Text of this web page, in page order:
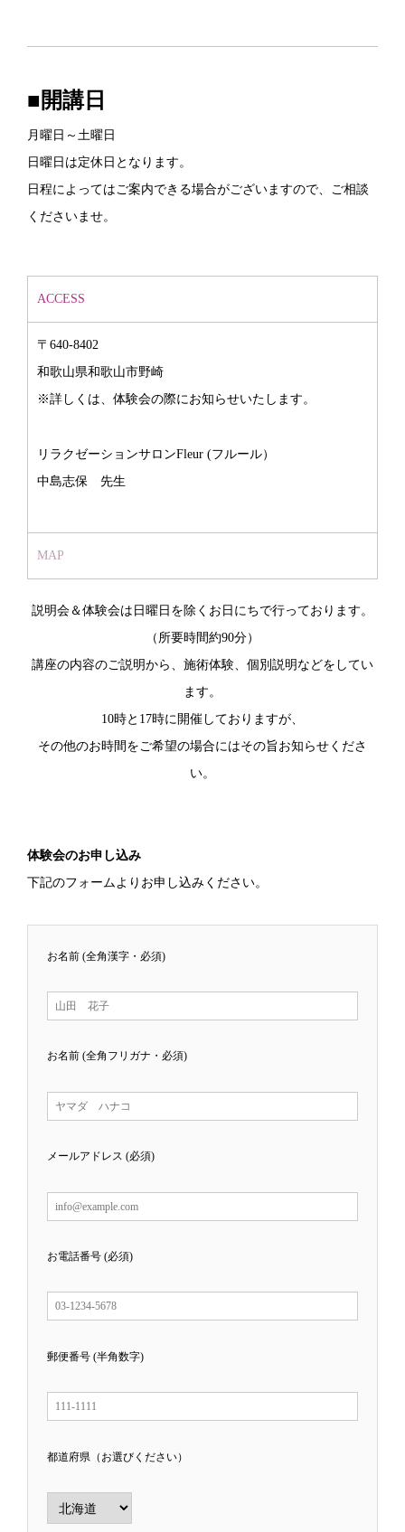
■開講日
月曜日～土曜日
日曜日は定休日となります。
日程によってはご案内できる場合がございますので、ご相談
くださいませ。
ACCESS
〒640-8402
和歌山県和歌山市野崎
※詳しくは、体験会の際にお知らせいたします。
リラクゼーションサロンFleur (フルール）
中島志保 先生
MAP
説明会＆体験会は日曜日を除くお日にちで行っております。
（所要時間約90分）
講座の内容のご説明から、施術体験、個別説明などをしてい
ます。
10時と17時に開催しておりますが、
その他のお時間をご希望の場合にはその旨お知らせくださ
い。
体験会のお申し込み
下記のフォームよりお申し込みください。
お名前 (全角漢字・必須)
お名前 (全角フリガナ・必須)
メールアドレス (必須)
お電話番号 (必須)
郵便番号 (半角数字)
都道府県（お選びください）